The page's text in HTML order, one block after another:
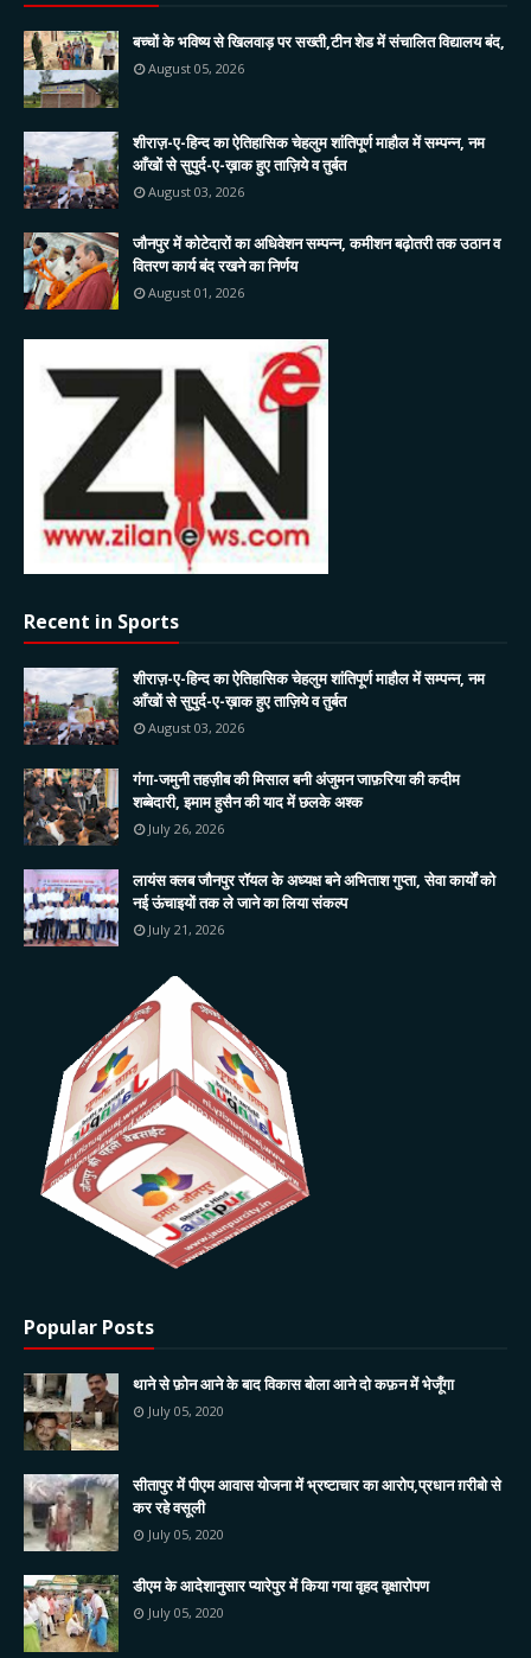
बच्चों के भविष्य से खिलवाड़ पर सख्ती,टीन शेड में संचालित विद्यालय बंद,
August 05, 2026
शीराज़-ए-हिन्द का ऐतिहासिक चेहलुम शांतिपूर्ण माहौल में सम्पन्न, नम
आँखों से सुपुर्द-ए-ख़ाक हुए ताज़िये व तुर्बत
August 03, 2026
जौनपुर में कोटेदारों का अधिवेशन सम्पन्न, कमीशन बढ़ोतरी तक उठान व
वितरण कार्य बंद रखने का निर्णय
August 01, 2026
Recent in Sports
शीराज़-ए-हिन्द का ऐतिहासिक चेहलुम शांतिपूर्ण माहौल में सम्पन्न, नम
आँखों से सुपुर्द-ए-ख़ाक हुए ताज़िये व तुर्बत
August 03, 2026
गंगा-जमुनी तहज़ीब की मिसाल बनी अंजुमन जाफ़रिया की कदीम
शब्बेदारी, इमाम हुसैन की याद में छलके अश्क
July 26, 2026
लायंस क्लब जौनपुर रॉयल के अध्यक्ष बने अभिताश गुप्ता, सेवा कार्यों को
नई ऊंचाइयों तक ले जाने का लिया संकल्प
July 21, 2026
Popular Posts
थाने से फ़ोन आने के बाद विकास बोला आने दो कफ़न में भेजूँगा
July 05, 2020
सीतापुर में पीएम आवास योजना में भ्रष्टाचार का आरोप,प्रधान ग़रीबो से
कर रहे वसूली
July 05, 2020
डीएम के आदेशानुसार प्यारेपुर में किया गया वृहद वृक्षारोपण
July 05, 2020